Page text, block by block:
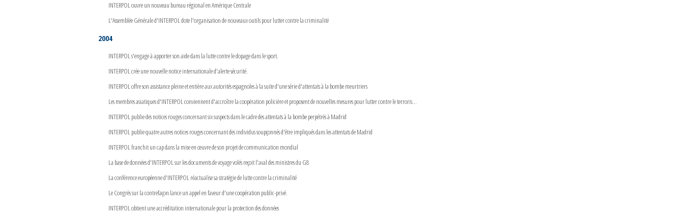
INTERPOL ouvre un nouveau bureau régional en Amérique Centrale
L'Assemblée Générale d'INTERPOL dote l'organisation de nouveaux outils pour lutter contre la criminalité
2004
INTERPOL s'engage à apporter son aide dans la lutte contre le dopage dans le sport.
INTERPOL crée une nouvelle notice internationale d'alerte sécurité.
INTERPOL offre son assistance pleine et entière aux autorités espagnoles à la suite d'une série d'attentats à la bombe meurtriers
Les membres asiatiques d'INTERPOL conviennent d'accroître la coopération policière et proposent de nouvelles mesures pour lutter contre le terroris...
INTERPOL publie des notices rouges concernant six suspects dans le cadre des attentats à la bombe perpétrés à Madrid
INTERPOL publie quatre autres notices rouges concernant des individus soupçonnés d'être impliqués dans les attentats de Madrid
INTERPOL franchit un cap dans la mise en œuvre de son projet de communication mondial
La base de données d'INTERPOL sur les documents de voyage volés reçoit l'aval des ministres du G8
La conférence européenne d'INTERPOL réactualise sa stratégie de lutte contre la criminalité
Le Congrès sur la contrefaçon lance un appel en faveur d'une coopération public-privé.
INTERPOL obtient une accréditation internationale pour la protection des données